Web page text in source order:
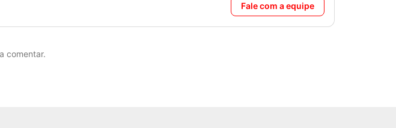
Fale com a equipe
comentar.